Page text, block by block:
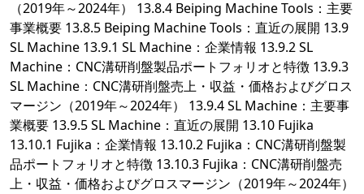
（2019年～2024年） 13.8.4 Beiping Machine Tools：主要
事業概要 13.8.5 Beiping Machine Tools：直近の展開 13.9
SL Machine 13.9.1 SL Machine：企業情報 13.9.2 SL
Machine：CNC溝研削盤製品ポートフォリオと特徴 13.9.3
SL Machine：CNC溝研削盤売上・収益・価格およびグロス
マージン（2019年～2024年） 13.9.4 SL Machine：主要事
業概要 13.9.5 SL Machine：直近の展開 13.10 Fujika
13.10.1 Fujika：企業情報 13.10.2 Fujika：CNC溝研削盤製
品ポートフォリオと特徴 13.10.3 Fujika：CNC溝研削盤売
上・収益・価格およびグロスマージン（2019年～2024年）